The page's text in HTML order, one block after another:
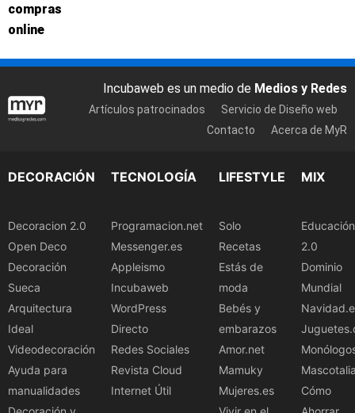
compras
online
Incubaweb es un medio de Medios y Redes
Artículos patrocinados
Servicio de Diseño web
Contacto
Acerca de MyR
DECORACIÓN
Decoracion 2.0
Open Deco
Decoración
Sueca
Arquitectura
Ideal
Videodecoración
Ayuda para
manualidades
TECNOLOGÍA
Programacion.net
Messenger.es
Appleismo
Incubaweb
WordPress
Directo
Redes Sociales
Revista Cloud
Internet Útil
LIFESTYLE
Solo
Recetas
Estás de
moda
Bebés y
embarazos
Amor.net
Mamuky
Mujeres.es
MIX
Educación
2.0
Dominio
Mundial
Cómo